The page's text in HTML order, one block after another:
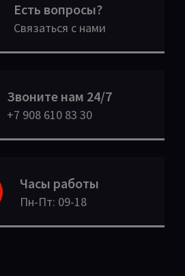
Есть вопросы?
Связаться с нами
Звоните нам 24/7
+7 908 610 83 30
Часы работы
Пн-Пт: 09-18